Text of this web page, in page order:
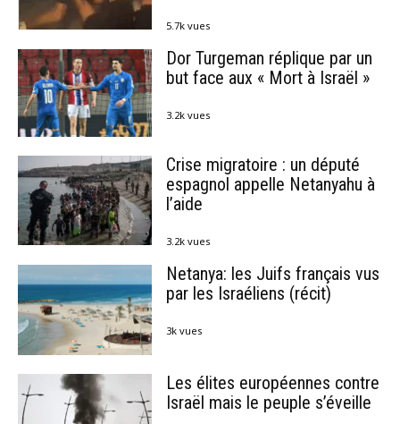
5.7k vues
Dor Turgeman réplique par un
but face aux « Mort à Israël »
3.2k vues
Crise migratoire : un député
espagnol appelle Netanyahu à
l’aide
3.2k vues
Netanya: les Juifs français vus
par les Israéliens (récit)
3k vues
Les élites européennes contre
Israël mais le peuple s’éveille